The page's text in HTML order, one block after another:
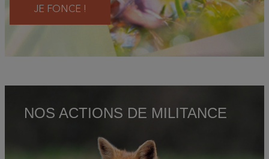
JE FONCE !
NOS ACTIONS DE MILITANCE